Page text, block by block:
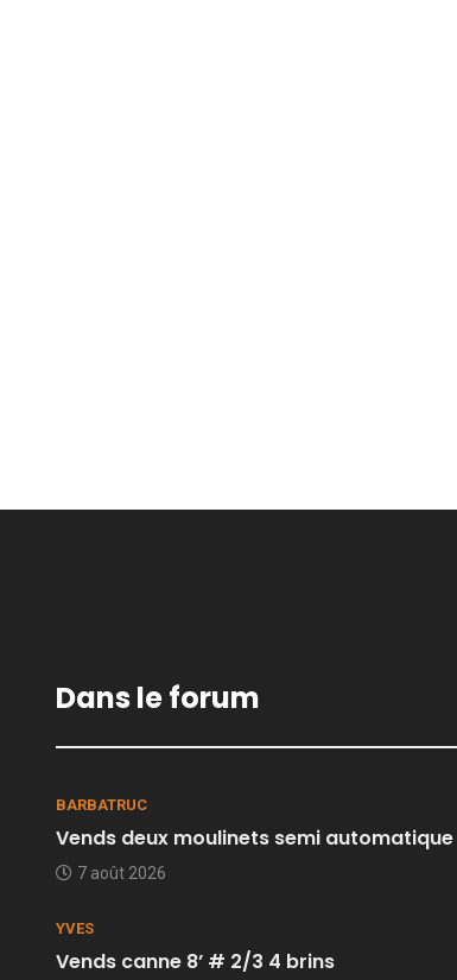
Dans le forum
BARBATRUC
Vends deux moulinets semi automatique
7 août 2026
YVES
Vends canne 8’ # 2/3 4 brins